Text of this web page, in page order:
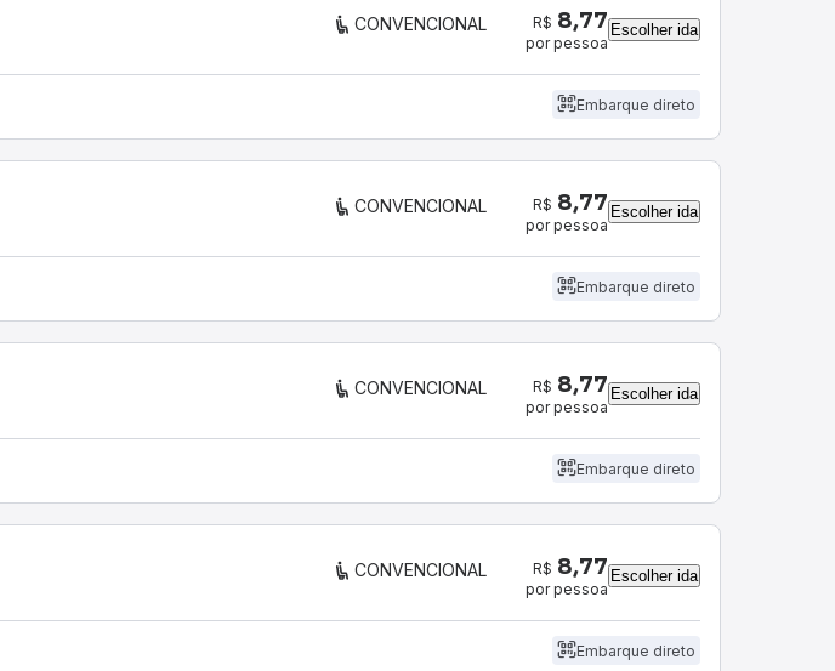
CONVENCIONAL R$ 8,77
por pessoa
Escolher ida
Embarque direto
CONVENCIONAL R$ 8,77
por pessoa
Escolher ida
Embarque direto
CONVENCIONAL R$ 8,77
por pessoa
Escolher ida
Embarque direto
CONVENCIONAL R$ 8,77
por pessoa
Escolher ida
Embarque direto